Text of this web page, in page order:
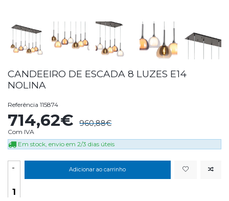
CANDEEIRO DE ESCADA 8 LUZES E14
NOLINA
Referência 115874
714,62€ 960,88€
Com IVA
Em stock, envio em 2/3 dias úteis
- Adicionar ao carrinho